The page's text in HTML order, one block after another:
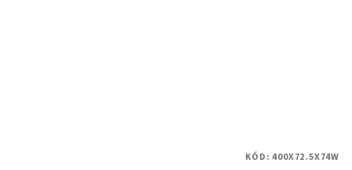
KÓD:400X72.5X74W